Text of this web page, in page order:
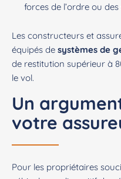
forces de l’ordre ou
Les constructeurs et
équipés de systèmes de
de restitution supérieur à
le vol.
Un
votre
Pour les propriétaires